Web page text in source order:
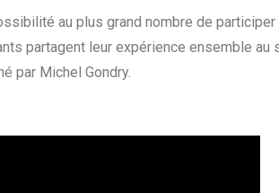
au plus grand nombre de
partagent leur expérience ensemble
par Michel Gondry.